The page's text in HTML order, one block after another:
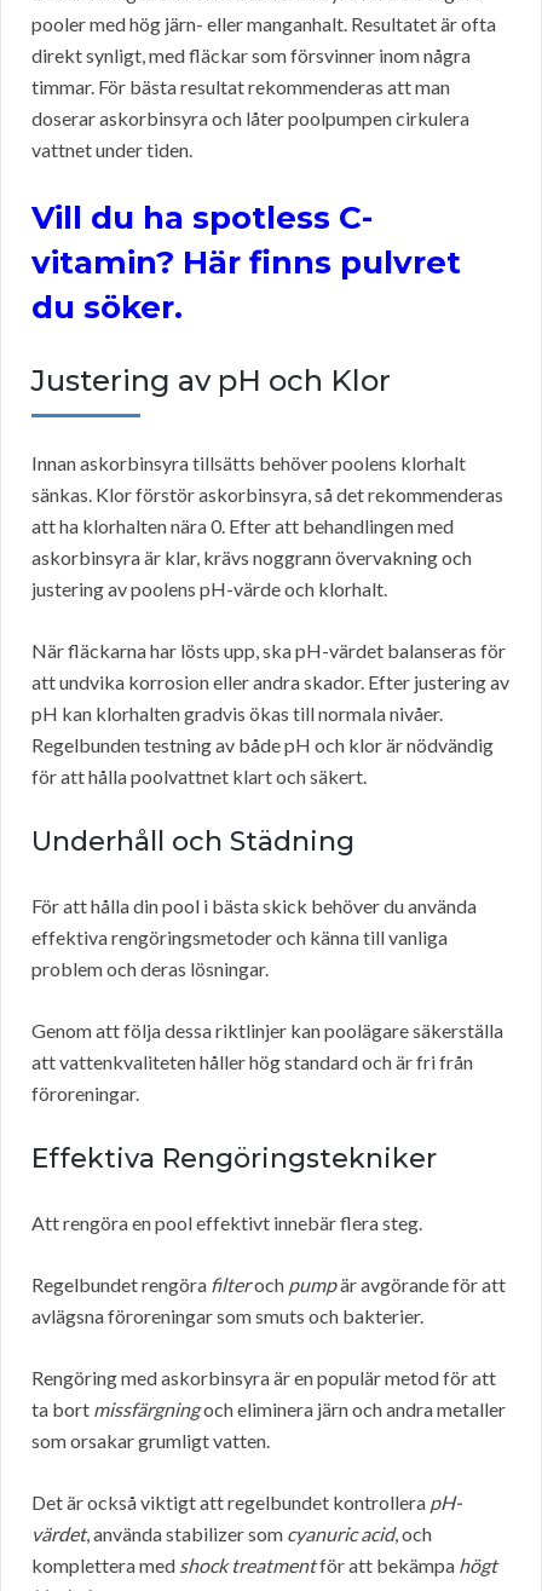
pooler med hög järn- eller manganhalt. Resultatet är ofta
direkt synligt, med fläckar som försvinner inom några
timmar. För bästa resultat rekommenderas att man
doserar askorbinsyra och låter poolpumpen cirkulera
vattnet under tiden.
Vill du ha spotless C-
vitamin? Här finns pulvret
du söker.
Justering av pH och Klor
Innan askorbinsyra tillsätts behöver poolens klorhalt
sänkas. Klor förstör askorbinsyra, så det rekommenderas
att ha klorhalten nära 0. Efter att behandlingen med
askorbinsyra är klar, krävs noggrann övervakning och
justering av poolens pH-värde och klorhalt.
När fläckarna har lösts upp, ska pH-värdet balanseras för
att undvika korrosion eller andra skador. Efter justering av
pH kan klorhalten gradvis ökas till normala nivåer.
Regelbunden testning av både pH och klor är nödvändig
för att hålla poolvattnet klart och säkert.
Underhåll och Städning
För att hålla din pool i bästa skick behöver du använda
effektiva rengöringsmetoder och känna till vanliga
problem och deras lösningar.
Genom att följa dessa riktlinjer kan poolägare säkerställa
att vattenkvaliteten håller hög standard och är fri från
föroreningar.
Effektiva Rengöringstekniker
Att rengöra en pool effektivt innebär flera steg.
Regelbundet rengöra filteroch pumpär avgörande för att
avlägsna föroreningar som smuts och bakterier.
Rengöring med askorbinsyra är en populär metod för att
ta bort missfärgningoch eliminera järn och andra metaller
som orsakar grumligt vatten.
Det är också viktigt att regelbundet kontrollera pH-
värdet, använda stabilizer som cyanuric acid, och
komplettera med shock treatmentför att bekämpa högt